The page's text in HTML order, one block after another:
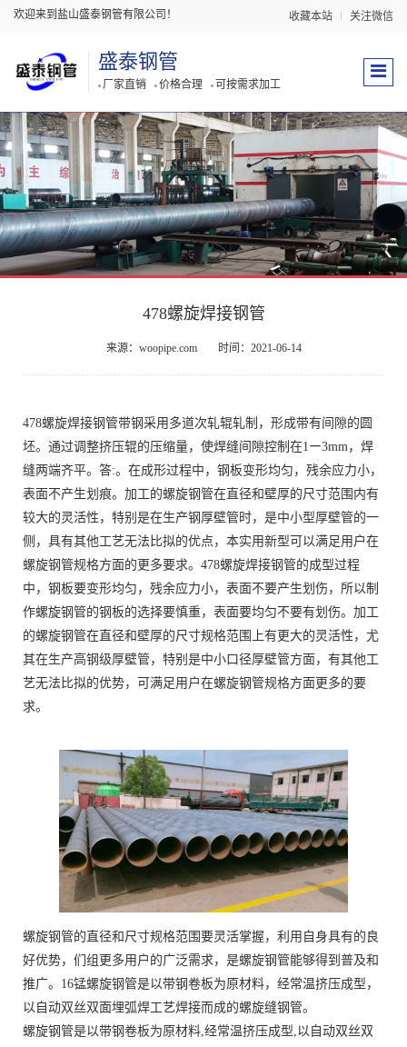
欢迎来到盐山盛泰钢管有限公司！ 收藏本站 关注微信
盛泰钢管
厂家直销 价格合理 可按需求加工
478螺旋焊接钢管
来源：woopipe.com 时间：2021-06-14
478螺旋焊接钢管带钢采用多道次轧辊轧制，形成带有间隙的圆
坯。通过调整挤压辊的压缩量，使焊缝间隙控制在1ー3mm，焊
缝两端齐平。答:。在成形过程中，钢板变形均匀，残余应力小，
表面不产生划痕。加工的螺旋钢管在直径和壁厚的尺寸范围内有
较大的灵活性，特别是在生产钢厚壁管时，是中小型厚壁管的一
侧，具有其他工艺无法比拟的优点，本实用新型可以满足用户在
螺旋钢管规格方面的更多要求。478螺旋焊接钢管的成型过程
中，钢板要变形均匀，残余应力小，表面不要产生划伤，所以制
作螺旋钢管的钢板的选择要慎重，表面要均匀不要有划伤。加工
的螺旋钢管在直径和壁厚的尺寸规格范围上有更大的灵活性，尤
其在生产高钢级厚壁管，特别是中小口径厚壁管方面，有其他工
艺无法比拟的优势，可满足用户在螺旋钢管规格方面更多的要
求。
螺旋钢管的直径和尺寸规格范围要灵活掌握，利用自身具有的良
好优势，们组更多用户的广泛需求，是螺旋钢管能够得到普及和
推广。16锰螺旋钢管是以带钢卷板为原材料，经常温挤压成型，
以自动双丝双面埋弧焊工艺焊接而成的螺旋缝钢管。
螺旋钢管是以带钢卷板为原材料,经常温挤压成型,以自动双丝双